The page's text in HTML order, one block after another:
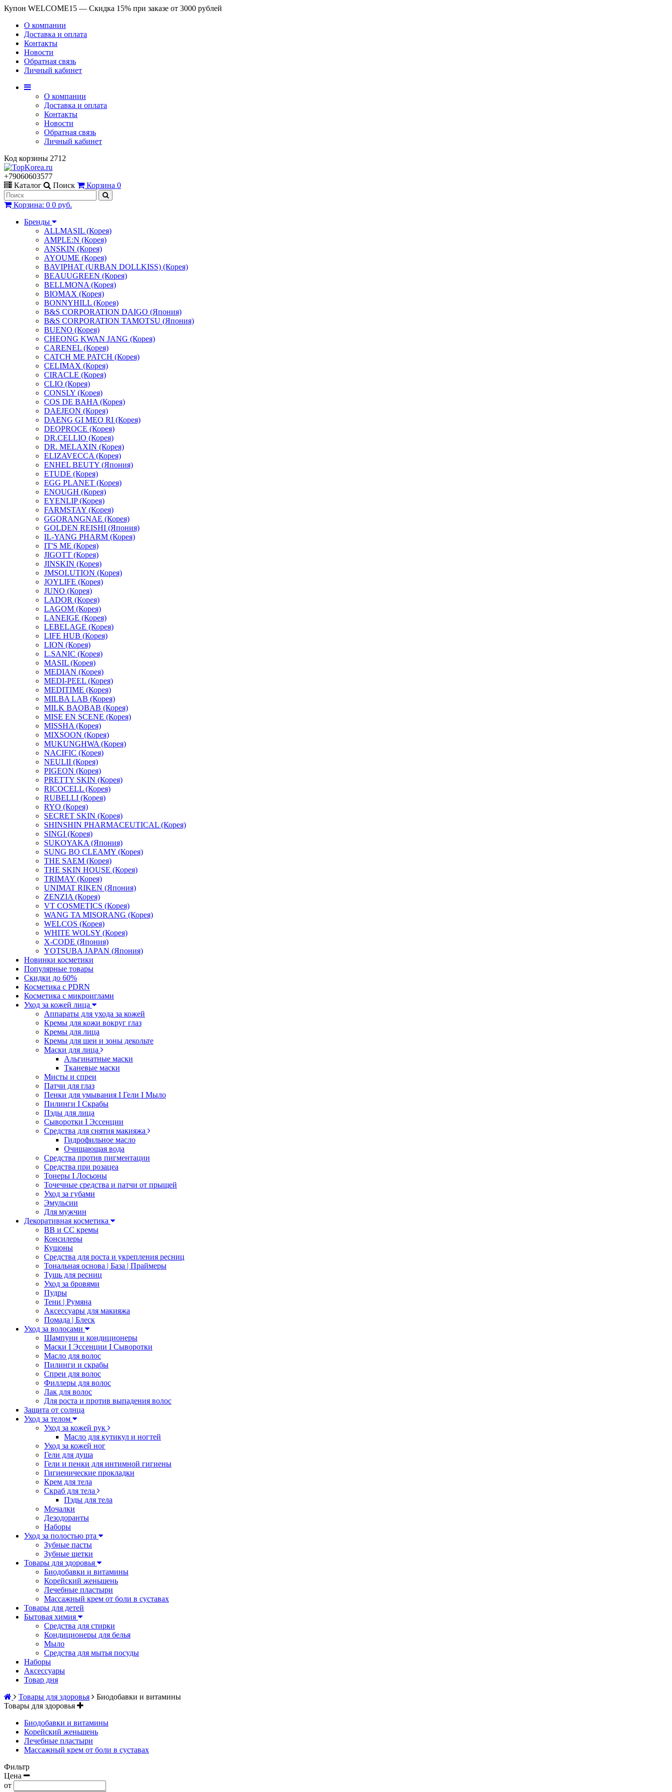
Купон WELCOME15 — Скидка 15% при заказе от 3000 рублей
О компании
Доставка и оплата
Контакты
Новости
Обратная связь
Личный кабинет
О компании
Доставка и оплата
Контакты
Новости
Обратная связь
Личный кабинет
Код корзины 2712
+79060603577
Каталог
Поиск Корзина 0
Корзина: 0 0 руб.
Бренды
ALLMASIL (Корея)
AMPLE:N (Корея)
ANSKIN (Корея)
AYOUME (Корея)
BAVIPHAT (URBAN DOLLKISS) (Корея)
BEAUUGREEN (Корея)
BELLMONA (Корея)
BIOMAX (Корея)
BONNYHILL (Корея)
B&S CORPORATION DAIGO (Япония)
B&S CORPORATION TAMOTSU (Япония)
BUENO (Корея)
CHEONG KWAN JANG (Корея)
CARENEL (Корея)
CATCH ME PATCH (Корея)
CELIMAX (Корея)
CIRACLE (Корея)
CLIO (Корея)
CONSLY (Корея)
COS DE BAHA (Корея)
DAEJEON (Корея)
DAENG GI MEO RI (Корея)
DEOPROCE (Корея)
DR.CELLIO (Корея)
DR. MELAXIN (Корея)
ELIZAVECCA (Корея)
ENHEL BEUTY (Япония)
ETUDE (Корея)
EGG PLANET (Корея)
ENOUGH (Корея)
EYENLIP (Корея)
FARMSTAY (Корея)
GGORANGNAE (Корея)
GOLDEN REISHI (Япония)
IL-YANG PHARM (Корея)
IT'S ME (Корея)
JIGOTT (Корея)
JINSKIN (Корея)
JMSOLUTION (Корея)
JOYLIFE (Корея)
JUNO (Корея)
LADOR (Корея)
LAGOM (Корея)
LANEIGE (Корея)
LEBELAGE (Корея)
LIFE HUB (Корея)
LION (Корея)
L.SANIC (Корея)
MASIL (Корея)
MEDIAN (Корея)
MEDI-PEEL (Корея)
MEDITIME (Корея)
MILBA LAB (Корея)
MILK BAOBAB (Корея)
MISE EN SCENE (Корея)
MISSHA (Корея)
MIXSOON (Корея)
MUKUNGHWA (Корея)
NACIFIC (Корея)
NEULII (Корея)
PIGEON (Корея)
PRETTY SKIN (Корея)
RICOCELL (Корея)
RUBELLI (Корея)
RYO (Корея)
SECRET SKIN (Корея)
SHINSHIN PHARMACEUTICAL (Корея)
SINGI (Корея)
SUKOYAKA (Япония)
SUNG BO CLEAMY (Корея)
THE SAEM (Корея)
THE SKIN HOUSE (Корея)
TRIMAY (Корея)
UNIMAT RIKEN (Япония)
ZENZIA (Корея)
VT COSMETICS (Корея)
WANG TA MISORANG (Корея)
WELCOS (Корея)
WHITE WOLSY (Корея)
X-CODE (Япония)
YOTSUBA JAPAN (Япония)
Новинки косметики
Популярные товары
Скидки до 60%
Косметика с PDRN
Косметика с микроиглами
Уход за кожей лица
Аппараты для ухода за кожей
Кремы для кожи вокруг глаз
Кремы для лица
Кремы для шеи и зоны декольте
Маски для лица
Альгинатные маски
Тканевые маски
Мисты и спреи
Патчи для глаз
Пенки для умывания I Гели I Мыло
Пилинги I Cкрабы
Пэды для лица
Сыворотки I Эссенции
Средства для снятия макияжа
Гидрофильное масло
Очищающая вода
Средства против пигментации
Средства при розацеа
Тонеры I Лосьоны
Точечные средства и патчи от прыщей
Уход за губами
Эмульсии
Для мужчин
Декоративная косметика
ВВ и СС кремы
Консилеры
Кушоны
Средства для роста и укрепления ресниц
Тональная основа | База | Праймеры
Тушь для ресниц
Уход за бровями
Пудры
Тени | Румяна
Аксессуары для макияжа
Помада | Блеск
Уход за волосами
Шампуни и кондиционеры
Маски I Эссенции I Сыворотки
Масло для волос
Пилинги и скрабы
Спреи для волос
Филлеры для волос
Лак для волос
Для роста и против выпадения волос
Защита от солнца
Уход за телом
Уход за кожей рук
Масло для кутикул и ногтей
Уход за кожей ног
Гели для душа
Гели и пенки для интимной гигиены
Гигиенические прокладки
Крем для тела
Скраб для тела
Пэды для тела
Мочалки
Дезодоранты
Наборы
Уход за полостью рта
Зубные пасты
Зубные щетки
Товары для здоровья
Биодобавки и витамины
Корейский женьшень
Лечебные пластыри
Массажный крем от боли в суставах
Товары для детей
Бытовая химия
Средства для стирки
Кондиционеры для белья
Мыло
Средства для мытья посуды
Наборы
Аксессуары
Товар дня
Товары для здоровья
Биодобавки и витамины
Товары для здоровья
Биодобавки и витамины
Корейский женьшень
Лечебные пластыри
Массажный крем от боли в суставах
Фильтр
Цена
от